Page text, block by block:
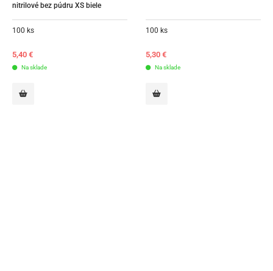
nitrilové bez púdru XS biele
100 ks
5,40 €
Na sklade
100 ks
5,30 €
Na sklade